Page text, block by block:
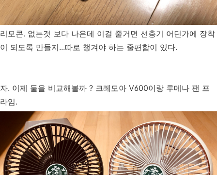
리모콘. 없는것 보다 나은데 이걸 줄거면 선충기 어딘가에 장착
이 되도록 만들지...따로 챙겨야 하는 줄편함이 있다.
자. 이제 둘을 비교해볼까 ? 크레모아 V600이랑 루메나 팬 프
라임.